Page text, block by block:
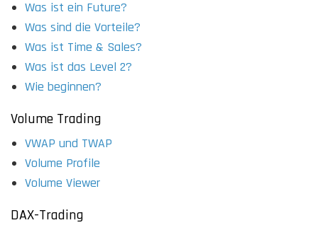
Was ist ein Future?
Was sind die Vorteile?
Was ist Time & Sales?
Was ist das Level 2?
Wie beginnen?
Volume Trading
VWAP und TWAP
Volume Profile
Volume Viewer
DAX-Trading